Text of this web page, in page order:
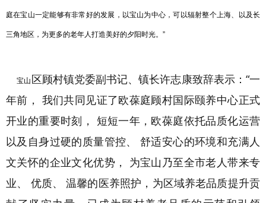
庭在宝山一定能够有非常好的发展，以宝山为中心，可以辐射整个上海、以及长
三角地区，为更多的老年人打造美好的夕阳时光。”
宝山 区顾村镇党委副书记、镇长许志康致辞表示：“一
年前， 我们共同见证了欧葆庭顾村国际颐养中心正式
开业的重要时刻， 短短一年，欧葆庭依托品质化运营
以及自身过硬的质量管控、 舒适安心的环境和充满人
文关怀的企业文化优势， 为宝山乃至全市老人带来专
业、 优质、 温馨的医养照护，为区域养老品质提升贡